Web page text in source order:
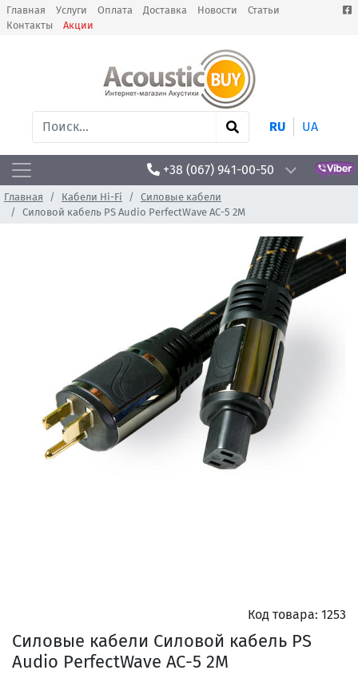
Главная Услуги Оплата Доставка Новости
Статьи
Контакты
Акции
RU UA
+38 (067) 941-00-50
Главная Кабели Hi-Fi
Силовые кабели
Силовой кабель PS Audio PerfectWave AC-5 2M
Код товара: 1253
Силовые кабели Силовой кабель PS
Audio PerfectWave AC-5 2M